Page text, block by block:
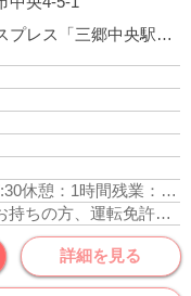
つくばエクスプレス「三郷中央駅」より徒歩6分
休憩：1時間残業：月平均15時間
介護支援専門員の資格をお持ちの方、運転免許あれば尚可
詳細を見る